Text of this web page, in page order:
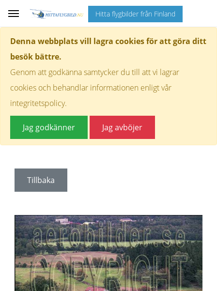
Denna webbplats vill lagra cookies för att göra ditt
besök bättre.
Genom att godkänna samtycker du till att vi lagrar
cookies och behandlar informationen enligt vår
integritetspolicy.
Jag godkänner Jag avböjer
Hitta flygbilder från Finland
Tillbaka